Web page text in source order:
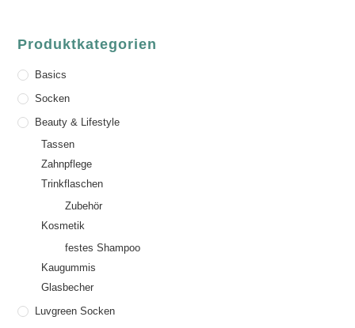
Produktkategorien
Basics
Socken
Beauty & Lifestyle
Tassen
Zahnpflege
Trinkflaschen
Zubehör
Kosmetik
festes Shampoo
Kaugummis
Glasbecher
Luvgreen Socken